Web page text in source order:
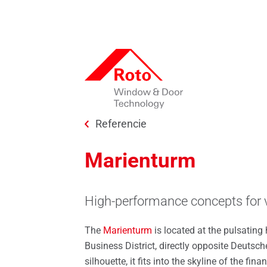
Otváravé / Sklopné / Otváravo-
sklopné systémy
Elektronika pre okná
Zasklievanie okien
Náhradné diely na okná
Na stiahnutie
Portál dodávateľov
Roto City
Miesta
You are here:
Referencie
Marienturm
High-performance concepts for
The Marienturm is located at the pulsating
Business District, directly opposite
silhouette, it fits into the skyline of the